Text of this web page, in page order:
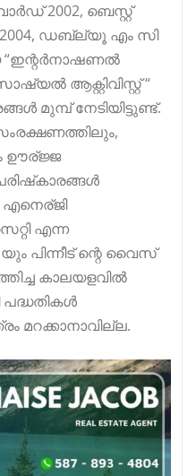
2002, ബെസ്റ്റ്
ഡബ്ല്യൂ എം സി
ആക്റ്റിവിസ്റ്റ് “
മുമ്പ് നേടിയിട്ടുണ്ട്.
ഊര്ജ്ജ
എനെര്ജി
എന്ന
പിന്നീട് ന്റെ വൈസ്
കാലയളവിൽ
പദ്ധതികൾ
മറക്കാനാവില്ല.